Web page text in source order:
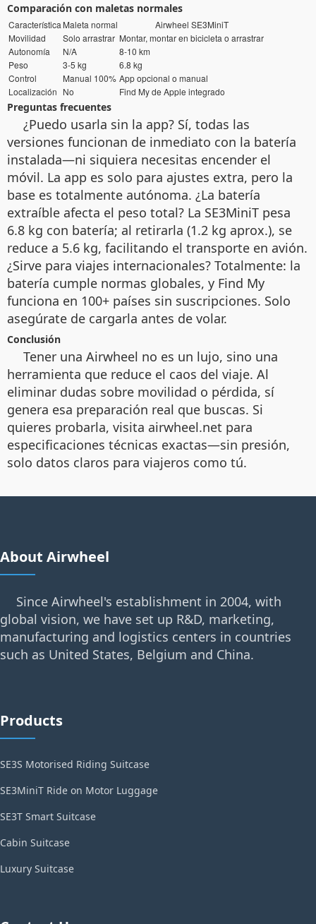
Comparación con maletas normales
Característica Maleta normal
Airwheel SE3MiniT
Movilidad
Solo arrastrar Montar, montar en bicicleta o arrastrar
Autonomía
N/A
8-10 km
Peso
3-5 kg
6.8 kg
Control
Manual 100% App opcional o manual
Localización No Find My de Apple integrado
Preguntas frecuentes
¿Puedo usarla sin la app? Sí, todas las
versiones funcionan de inmediato con la batería
instalada—ni siquiera necesitas encender el
móvil. La app es solo para ajustes extra, pero la
base es totalmente autónoma. ¿La batería
extraíble afecta el peso total? La SE3MiniT pesa
6.8 kg con batería; al retirarla (1.2 kg aprox.), se
reduce a 5.6 kg, facilitando el transporte en avión.
¿Sirve para viajes internacionales? Totalmente: la
batería cumple normas globales, y Find My
funciona en 100+ países sin suscripciones. Solo
asegúrate de cargarla antes de volar.
Conclusión
Tener una Airwheel no es un lujo, sino una
herramienta que reduce el caos del viaje. Al
eliminar dudas sobre movilidad o pérdida, sí
genera esa preparación real que buscas. Si
quieres probarla, visita airwheel.net para
especificaciones técnicas exactas—sin presión,
solo datos claros para viajeros como tú.
About Airwheel
Since Airwheel's establishment in 2004, with
global vision, we have set up R&D, marketing,
manufacturing and logistics centers in countries
such as United States, Belgium and China.
Products
SE3S Motorised Riding Suitcase
SE3MiniT Ride on Motor Luggage
SE3T Smart Suitcase
Cabin Suitcase
Luxury Suitcase